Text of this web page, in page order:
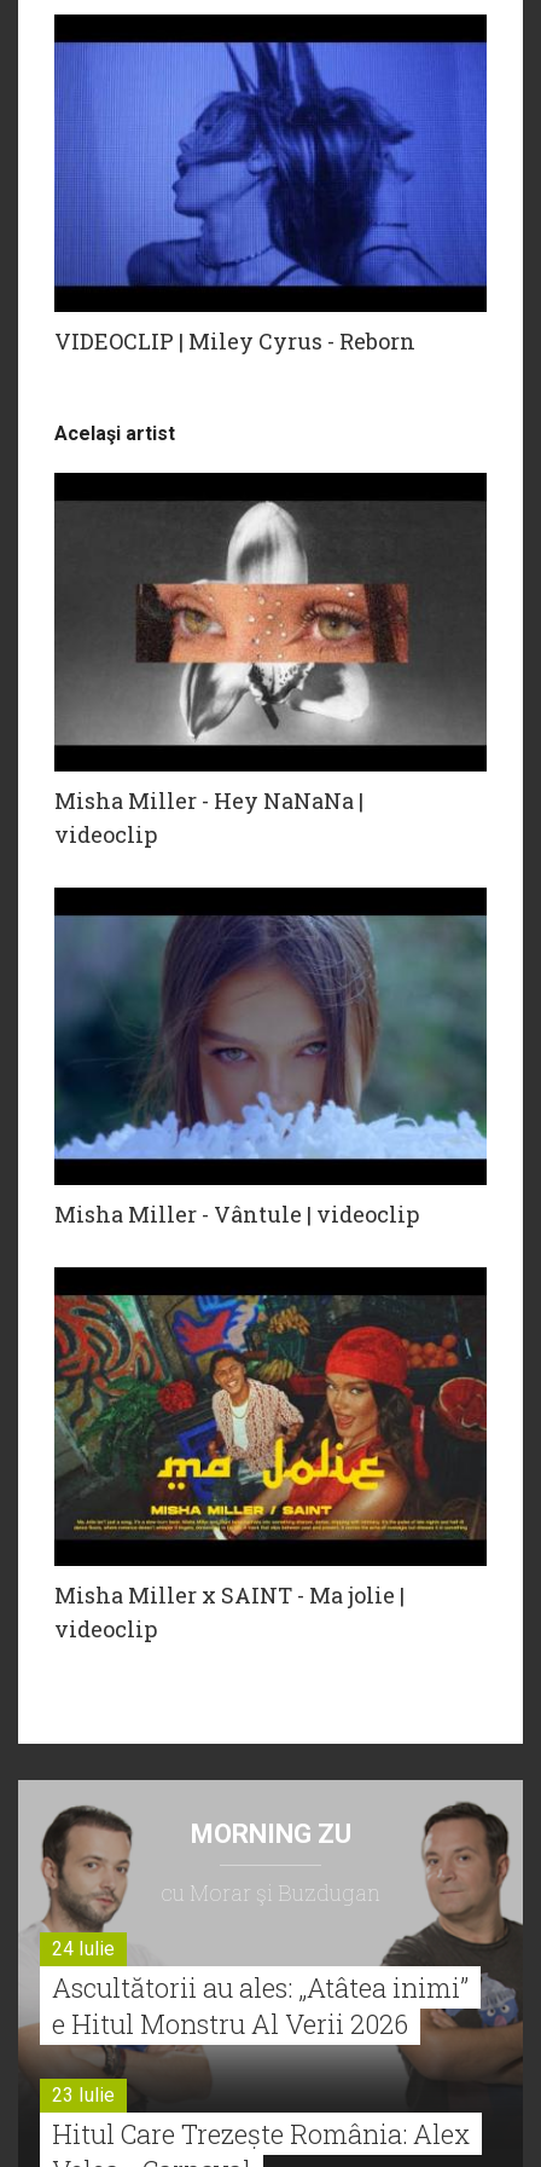
VIDEOCLIP | Miley Cyrus - Reborn
Acelaşi artist
Misha Miller - Hey NaNaNa |
videoclip
Misha Miller - Vântule | videoclip
Misha Miller x SAINT - Ma jolie |
videoclip
MORNING ZU
cu Morar şi Buzdugan
24 Iulie
Ascultătorii au ales: „Atâtea inimi”
e Hitul Monstru Al Verii 2026
23 Iulie
Hitul Care Trezește România: Alex